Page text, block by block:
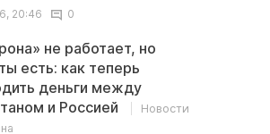
20:46
0
не работает, но
есть: как теперь
деньги между
и Россией
Новости